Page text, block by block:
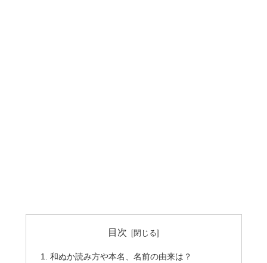
目次
和ぬか読み方や本名、名前の由来は？